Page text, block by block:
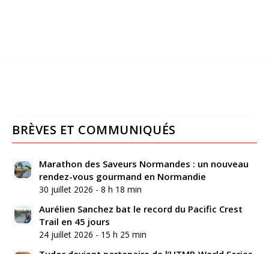
BRÈVES ET COMMUNIQUÉS
Marathon des Saveurs Normandes : un nouveau
rendez-vous gourmand en Normandie
30 juillet 2026 - 8 h 18 min
Aurélien Sanchez bat le record du Pacific Crest
Trail en 45 jours
24 juillet 2026 - 15 h 25 min